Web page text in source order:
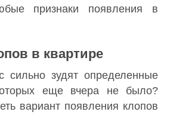
признаки появления в
в квартире
сильно зудят определенные
еще вчера не было?
вариант появления клопов